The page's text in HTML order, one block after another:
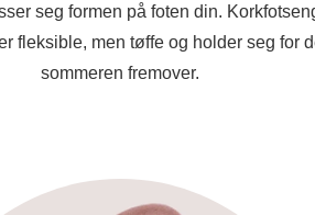
seg formen på foten din.
fleksible, men tøffe og holder seg for
sommeren fremover.